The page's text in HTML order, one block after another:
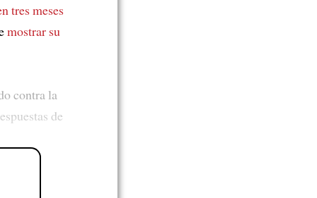
tres meses
mostrar su
contra la
de